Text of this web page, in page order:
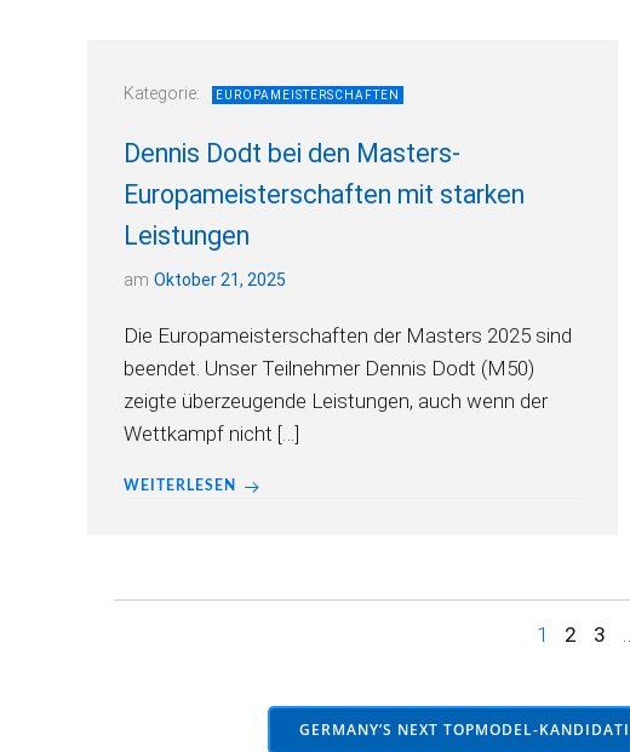
Kategorie: EUROPAMEISTERSCHAFTEN
Dennis Dodt bei den Masters-
Europameisterschaften mit starken
Leistungen
am Oktober 21, 2025
Die Europameisterschaften der Masters 2025 sind
beendet. Unser Teilnehmer Dennis Dodt (M50)
zeigte überzeugende Leistungen, auch wenn der
Wettkampf nicht […]
WEITERLESEN
navigation
Page
1 Page
2 Page
3
GERMANY’S NEXT TOPMODEL-